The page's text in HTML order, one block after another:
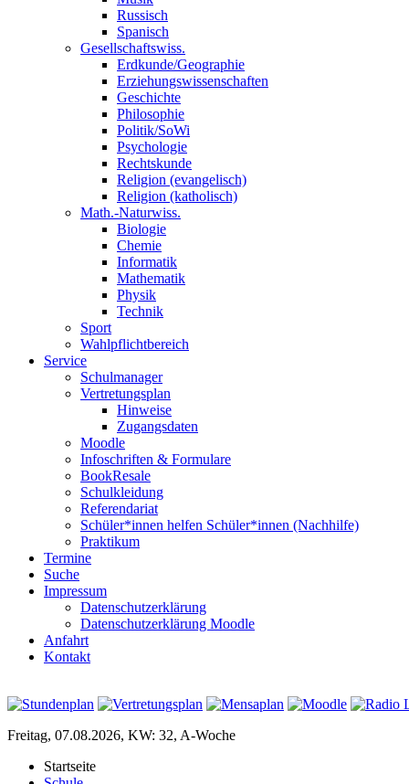
Russisch
Spanisch
Gesellschaftswiss.
Erdkunde/Geographie
Erziehungswissenschaften
Geschichte
Philosophie
Politik/SoWi
Psychologie
Rechtskunde
Religion (evangelisch)
Religion (katholisch)
Math.-Naturwiss.
Biologie
Chemie
Informatik
Mathematik
Physik
Technik
Sport
Wahlpflichtbereich
Service
Schulmanager
Vertretungsplan
Hinweise
Zugangsdaten
Moodle
Infoschriften & Formulare
BookResale
Schulkleidung
Referendariat
Schüler*innen helfen Schüler*innen (Nachhilfe)
Praktikum
Termine
Suche
Impressum
Datenschutzerklärung
Datenschutzerklärung Moodle
Anfahrt
Kontakt
Freitag, 07.08.2026, KW: 32, A-Woche
Startseite